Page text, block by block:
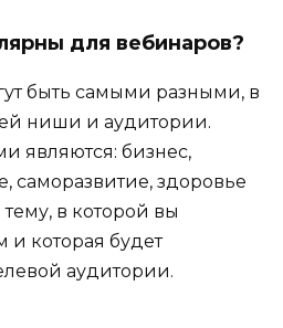
для вебинаров?
быть самыми разными, в
ниши и аудитории.
являются: бизнес,
саморазвитие, здоровье
в которой вы
и которая будет
аудитории.